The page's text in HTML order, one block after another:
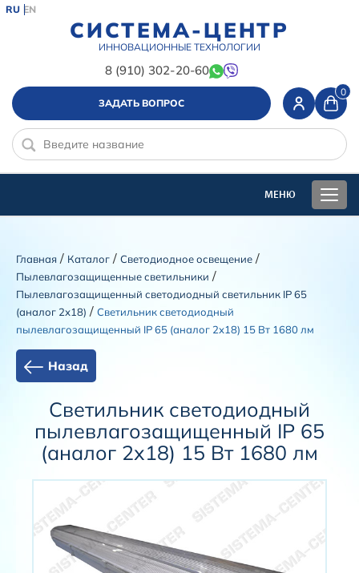
СИСТЕМА-ЦЕНТР
ИННОВАЦИОННЫЕ ТЕХНОЛОГИИ
8 (910) 302-20-60
RU EN
ЗАДАТЬ ВОПРОС
0
Главная / Каталог / Светодиодное освещение /
Пылевлагозащищенные светильники /
Пылевлагозащищенный светодиодный светильник IP 65
(аналог 2х18) / Светильник светодиодный
пылевлагозащищенный IP 65 (аналог 2х18) 15 Вт 1680 лм
Назад
Светильник светодиодный
пылевлагозащищенный IP 65
(аналог 2х18) 15 Вт 1680 лм